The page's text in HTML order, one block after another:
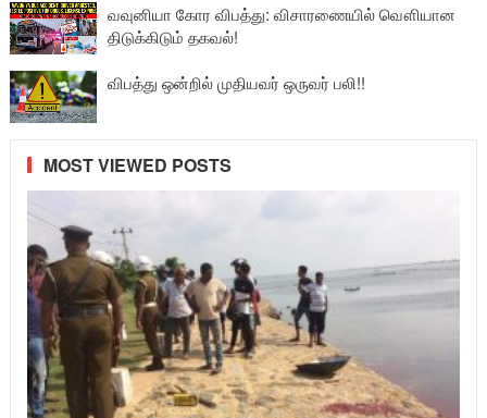
வவுனியா கோர விபத்து: விசாரணையில் வௌியான
திடுக்கிடும் தகவல்!
விபத்து ஒன்றில் முதியவர் ஒருவர் பலி!!
MOST VIEWED POSTS